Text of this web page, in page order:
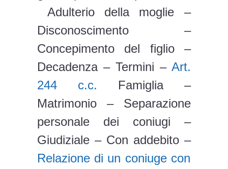
Adulterio della moglie –
Disconoscimento –
Concepimento del figlio –
Decadenza – Termini – Art.
244 c.c. Famiglia –
Matrimonio – Separazione
personale dei coniugi –
Giudiziale – Con addebito –
Relazione di un coniuge con